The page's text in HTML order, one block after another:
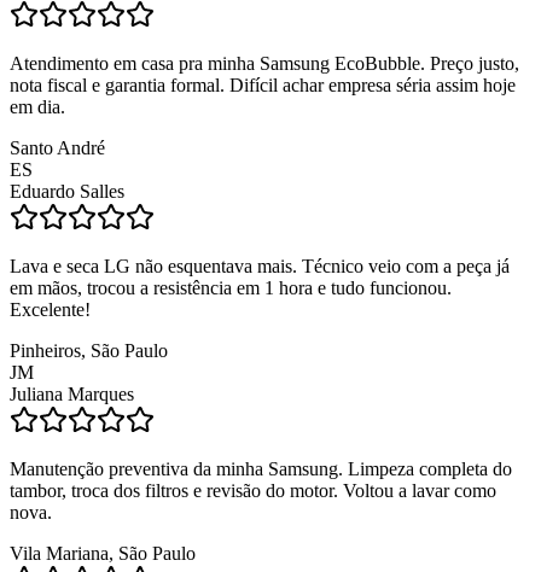
Atendimento em casa pra minha Samsung EcoBubble. Preço justo,
nota fiscal e garantia formal. Difícil achar empresa séria assim hoje
em dia.
Santo André
ES
Eduardo Salles
Lava e seca LG não esquentava mais. Técnico veio com a peça já
em mãos, trocou a resistência em 1 hora e tudo funcionou.
Excelente!
Pinheiros, São Paulo
JM
Juliana Marques
Manutenção preventiva da minha Samsung. Limpeza completa do
tambor, troca dos filtros e revisão do motor. Voltou a lavar como
nova.
Vila Mariana, São Paulo